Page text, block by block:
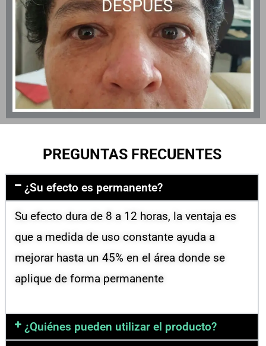
PREGUNTAS FRECUENTES
¿Su efecto es permanente?
Su efecto dura de 8 a 12 horas, la ventaja es
que a medida de uso constante ayuda a
mejorar hasta un 45% en el área donde se
aplique de forma permanente
¿Quiénes pueden utilizar el producto?